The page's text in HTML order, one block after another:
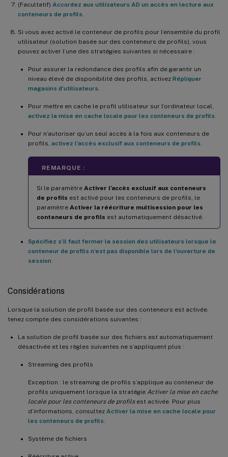
(Facultatif) Accordez aux utilisateurs AD un accès en lecture aux
conteneurs de profils
Si vous avez activé le conteneur de profils pour l’ensemble du profil
utilisateur (solution basée sur des conteneurs de profils), vous
pouvez activer l’une des stratégies suivantes si nécessaire :
Pour assurer la redondance des profils afin de garantir un
niveau élevé de disponibilité des profils, activez Répliquer
magasins d’utilisateurs
Pour mettre en cache le profil utilisateur sur l’ordinateur local,
activez la mise en cache locale pour les conteneurs de profils
Pour n’autoriser qu’un seul accès à la fois aux conteneurs de
profils, activez l’accès exclusif aux conteneurs de profils
REMARQUE :
Si le paramètre Activer l’accès exclusif aux conteneurs
de profils est activé pour les conteneurs de profils, le
paramètre Activer la réécriture multisession pour les
conteneurs de profils est automatiquement désactivé.
Spécifiez s’il faut fermer la session des utilisateurs lorsque le
conteneur de profils n’est pas disponible lors de l’ouverture de
session
Considérations
Lorsque la solution de profil basée sur des conteneurs est activée,
tenez compte des considérations suivantes :
La solution de profil basée sur des fichiers est automatiquement
désactivée et les règles suivantes ne s’appliquent plus :
Streaming des profils
Exception : le streaming de profils s’applique au conteneur de
profils uniquement lorsque la stratégie Activer la mise en cache
locale pour les conteneurs de profilsest activée. Pour plus
d’informations, consultez Activer la mise en cache locale pour
les conteneurs de profils
Système de fichiers